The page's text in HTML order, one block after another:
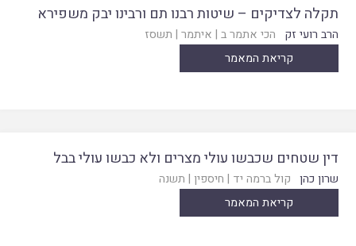
תקלה לצדיקים – שיטות רבנו תם ורבינו יבק משפירא
הרב רועי זק הכי אתמר ב | איתמר | תשסז
קריאת המאמר
דין שטחים שכבשו עולי מצרים ולא כבשו עולי בבל
שרון כהן קול ברמה יד | חיספין | תשנה
קריאת המאמר